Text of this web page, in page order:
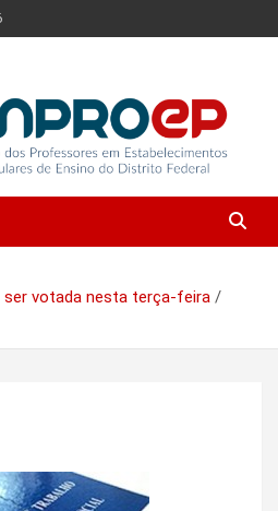
ser votada nesta terça-feira